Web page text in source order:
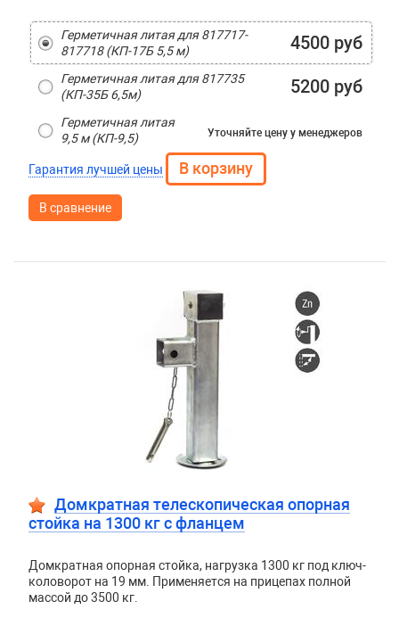
Герметичная литая для 817717-
817718 (КП-17Б 5,5 м)
4500 руб
Герметичная литая для 817735
(КП-35Б 6,5м)
5200 руб
Герметичная литая
9,5 м (КП-9,5)
Уточняйте цену у менеджеров
Гарантия лучшей цены
В сравнение
Домкратная телескопическая опорная
стойка на 1300 кг с фланцем
Домкратная опорная стойка, нагрузка 1300 кг под ключ-
коловорот на 19 мм. Применяется на прицепах полной
массой до 3500 кг.